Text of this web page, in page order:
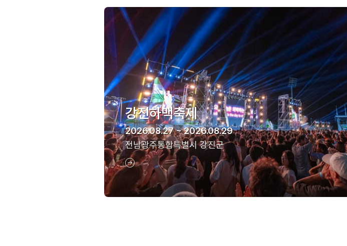
강진하맥축제
2026.08.27 ~ 2026.08.29
전남광주통합특별시 강진군